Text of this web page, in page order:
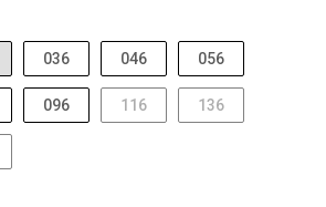
036 046 056
096 116 136